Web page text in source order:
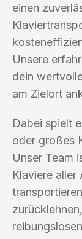
einen
Unsere
dein
am Zielort
Dabei spielt
oder großes
Unser Team
Klaviere